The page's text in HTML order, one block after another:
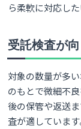
ら柔軟に対応し
受託検査が
対象の数量が多
のもとで微細不
後の保管や返送
査が適しています